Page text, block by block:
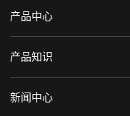
产品中心
产品知识
新闻中心